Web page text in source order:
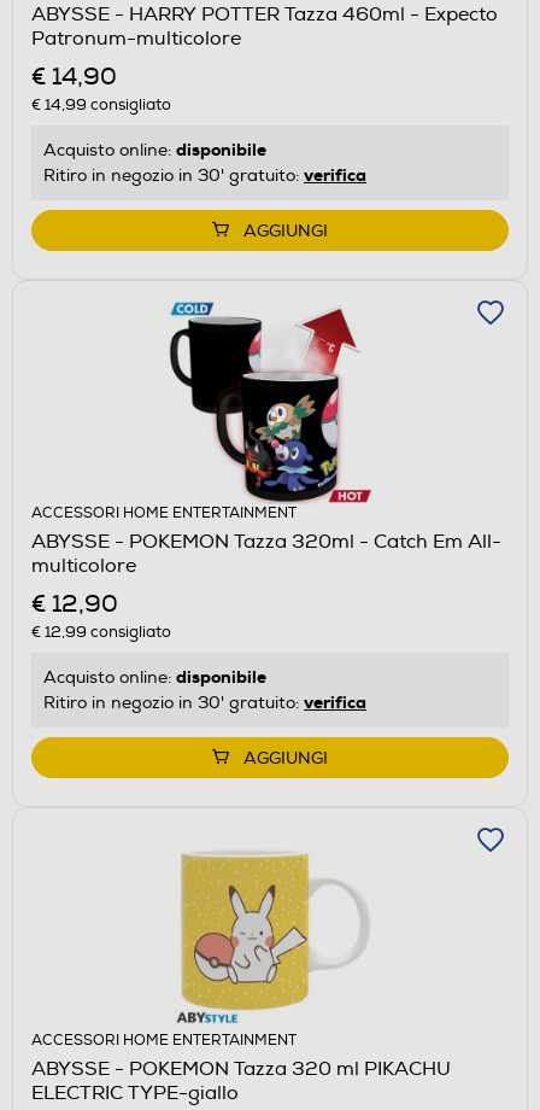
ABYSSE - HARRY POTTER Tazza 460ml - Expecto
Patronum-multicolore
€ 14,90
€ 14,99 consigliato
Acquisto online: disponibile
Ritiro in negozio in 30' gratuito: verifica
AGGIUNGI
ACCESSORI HOME ENTERTAINMENT
ABYSSE - POKEMON Tazza 320ml - Catch Em All-
multicolore
€ 12,90
€ 12,99 consigliato
Acquisto online: disponibile
Ritiro in negozio in 30' gratuito: verifica
AGGIUNGI
ACCESSORI HOME ENTERTAINMENT
ABYSSE - POKEMON Tazza 320 ml PIKACHU
ELECTRIC TYPE-giallo